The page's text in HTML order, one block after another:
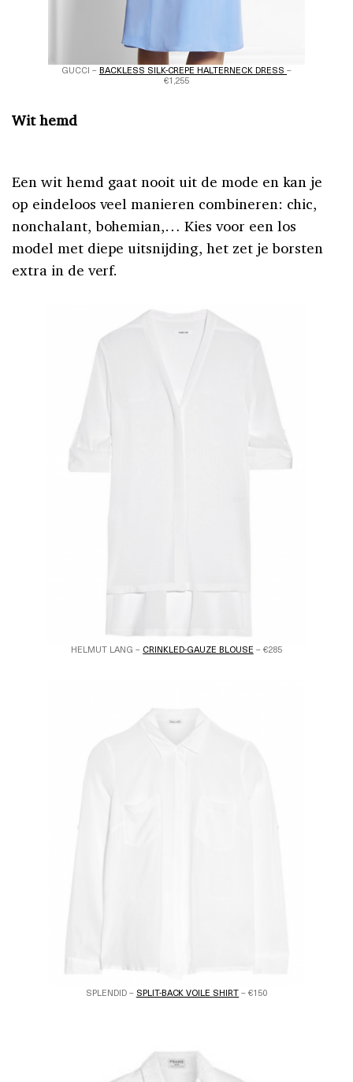
GUCCI –BACKLESS SILK-CREPE HALTERNECK DRESS–
€1,255
Wit hemd
Een wit hemd gaat nooit uit de mode en kan je
op eindeloos veel manieren combineren: chic,
nonchalant, bohemian,… Kies voor een los
model met diepe uitsnijding, het zet je borsten
extra in de verf.
HELMUT LANG – CRINKLED-GAUZE BLOUSE – €285
SPLENDID – SPLIT-BACK VOILE SHIRT– €150